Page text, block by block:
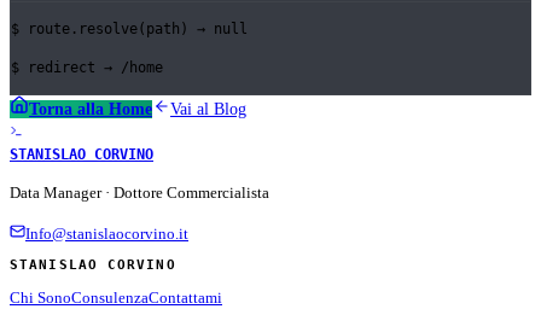
$ route.resolve(path) → null
$ redirect → /home
Torna alla Home Vai al Blog
STANISLAO CORVINO
Data Manager · Dottore Commercialista
Info@stanislaocorvino.it
STANISLAO CORVINO
Chi SonoConsulenzaContattami